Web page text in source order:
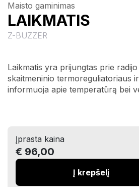
Maisto gaminimas
LAIKMATIS
Z-BUZZER
Laikmatis yra prijungtas prie
skaitmeninio termoreguliatoriaus
informuoja apie temperatūrą bei
Įprasta kaina
€ 96,00
Į krepšelį